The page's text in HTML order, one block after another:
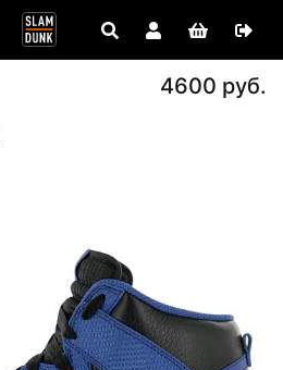
4600 руб.